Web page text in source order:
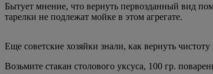
Бытует мнение, что вернуть первозданный вид
тарелки не подлежат мойке в этом агрегате.
Еще советские хозяйки знали, как вернуть
Возьмите стакан столового уксуса, 100 гр.